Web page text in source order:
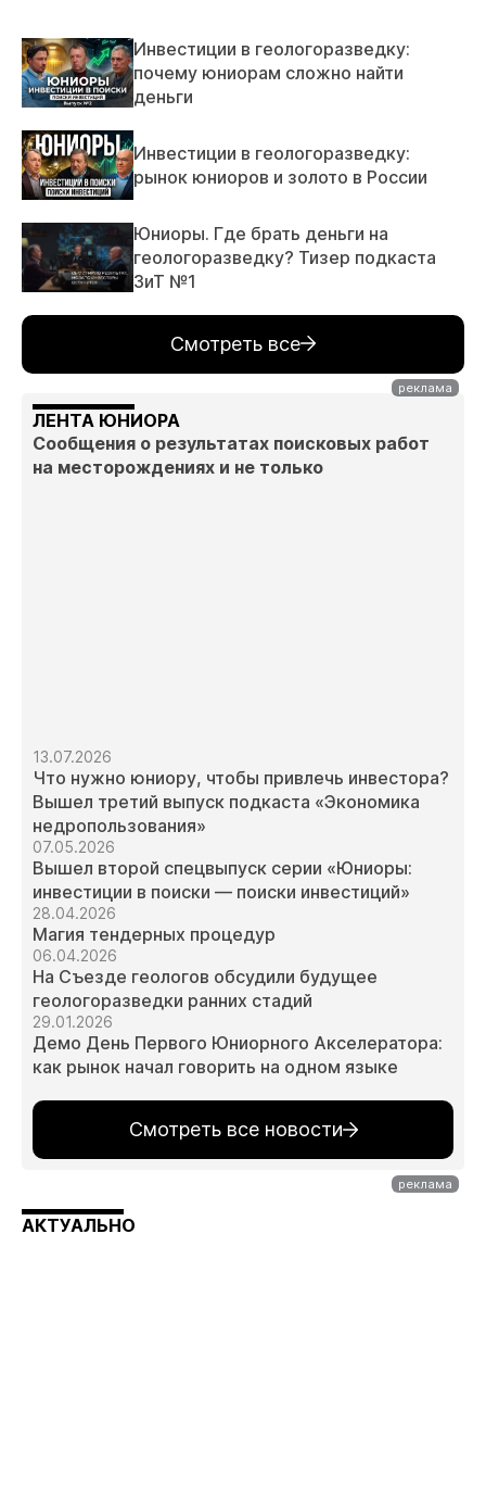
Инвестиции в геологоразведку:
почему юниорам сложно найти
деньги
Инвестиции в геологоразведку:
рынок юниоров и золото в России
Юниоры. Где брать деньги на
геологоразведку? Тизер подкаста
ЗиТ №1
Смотреть все
ЛЕНТА ЮНИОРА
Сообщения о результатах поисковых работ
на месторождениях и не только
13.07.2026
Что нужно юниору, чтобы привлечь инвестора?
Вышел третий выпуск подкаста «Экономика
недропользования»
07.05.2026
Вышел второй спецвыпуск серии «Юниоры:
инвестиции в поиски — поиски инвестиций»
28.04.2026
Магия тендерных процедур
06.04.2026
На Съезде геологов обсудили будущее
геологоразведки ранних стадий
29.01.2026
Демо День Первого Юниорного Акселератора:
как рынок начал говорить на одном языке
Смотреть все новости
АКТУАЛЬНО